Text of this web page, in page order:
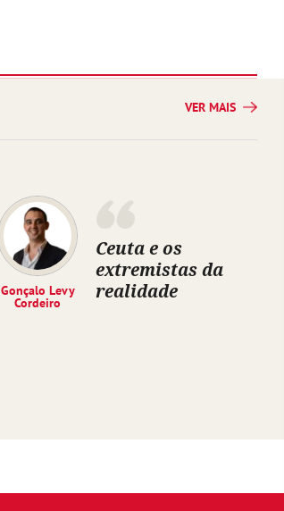
VER MAIS
Gonçalo Levy
Cordeiro
Ceuta e os
extremistas da
realidade